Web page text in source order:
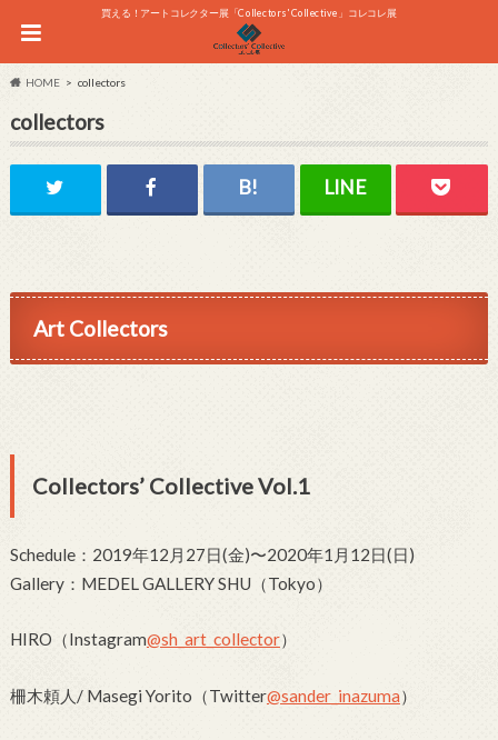
買える！アートコレクター展「Collectors' Collective」コレコレ展
HOME collectors
collectors
Art Collectors
Collectors’ Collective Vol.1
Schedule：2019年12月27日(金)〜2020年1月12日(日)
Gallery：MEDEL GALLERY SHU（Tokyo）
HIRO（Instagram@sh_art_collector）
柵木頼人/ Masegi Yorito（Twitter@sander_inazuma）